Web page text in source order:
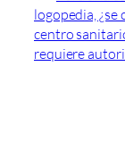
logopedia, ¿se
centro
requiere